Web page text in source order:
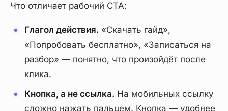
Что отличает рабочий CTA:
Глагол действия. «Скачать гайд»,
«Попробовать бесплатно», «Записаться на
разбор» — понятно, что произойдёт после
клика.
Кнопка, а не ссылка. На мобильных ссылку
сложно нажать пальцем. Кнопка — удобнее